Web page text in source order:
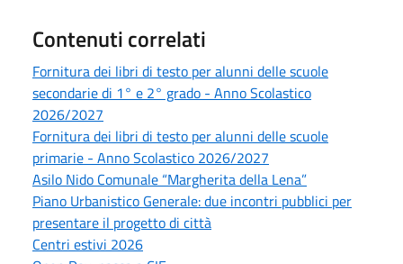
Contenuti correlati
Fornitura dei libri di testo per alunni delle scuole
secondarie di 1° e 2° grado - Anno Scolastico
2026/2027
Fornitura dei libri di testo per alunni delle scuole
primarie - Anno Scolastico 2026/2027
Asilo Nido Comunale “Margherita della Lena”
Piano Urbanistico Generale: due incontri pubblici per
presentare il progetto di città
Centri estivi 2026